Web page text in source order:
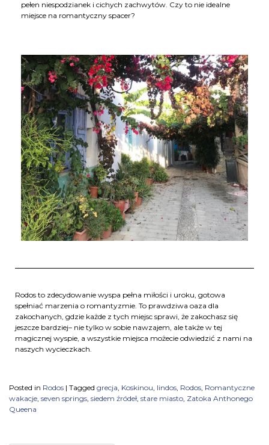
pełen niespodzianek i cichych zachwytów. Czy to nie idealne
miejsce na romantyczny spacer?
Rodos to zdecydowanie wyspa pełna miłości i uroku, gotowa
spełniać marzenia o romantyzmie. To prawdziwa oaza dla
zakochanych, gdzie każde z tych miejsc sprawi, że zakochasz się
jeszcze bardziej– nie tylko w sobie nawzajem, ale także w tej
magicznej wyspie, a wszystkie miejsca możecie odwiedzić z nami na
naszych wycieczkach.
Posted in Rodos | Tagged grecja, Koskinou, lindos, Rodos, Romantyczne
wakacje, seven springs, siedem źródeł, stare miasto, Zatoka Anthonego
Queena